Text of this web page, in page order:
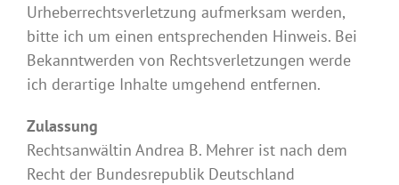
Urheberrechtsverletzung aufmerksam werden,
bitte ich um einen entsprechenden Hinweis. Bei
Bekanntwerden von Rechtsverletzungen werde
ich derartige Inhalte umgehend entfernen.
Zulassung
Rechtsanwältin Andrea B. Mehrer ist nach dem
Recht der Bundesrepublik Deutschland